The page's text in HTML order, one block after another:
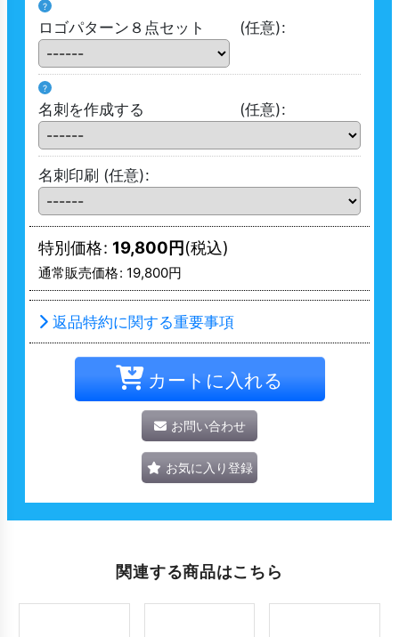
?
ロゴパターン８点セット (任意):
?
名刺を作成する (任意):
名刺印刷 (任意):
特別価格: 19,800円(税込)
通常販売価格: 19,800円
返品特約に関する重要事項
カートに入れる
お問い合わせ
お気に入り登録
関連する商品はこちら